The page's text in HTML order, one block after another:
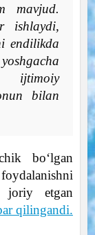
mavjud.
ishlaydi,
endilikda
bilan
bo‘lgan
joriy etgan
qilingandi.